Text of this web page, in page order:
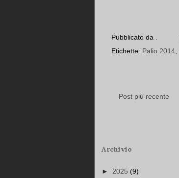
Pubblicato da
Etichette: Palio 2014,
Post più recente
Archivio
► 2025 (9)